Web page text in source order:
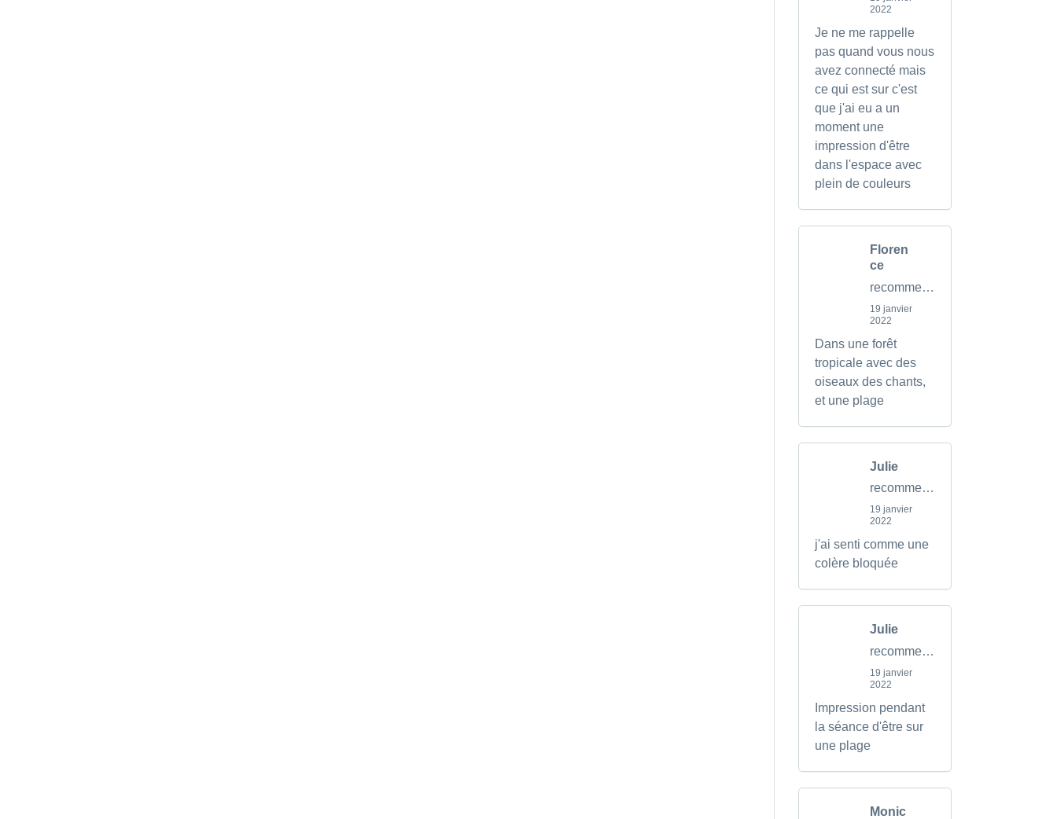
2022
Je ne me rappelle
pas quand vous nous
avez connecté mais
ce qui est sur c'est
que j'ai eu a un
moment une
impression d'être
dans l'espace avec
plein de couleurs
Floren
ce
recommends
19 janvier
2022
Dans une forêt
tropicale avec des
oiseaux des chants,
et une plage
Julie
recommends
19 janvier
2022
j'ai senti comme une
colère bloquée
Julie
recommends
19 janvier
2022
Impression pendant
la séance d'être sur
une plage
Monic